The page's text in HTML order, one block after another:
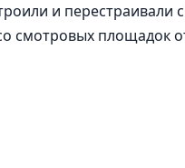
и перестраивали с
смотровых площадок